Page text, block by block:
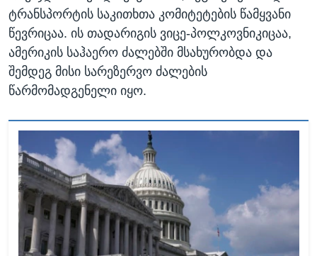
ტრანსპორტის საკითხთა კომიტეტების წამყვანი
წევრიცაა. ის თადარიგის ვიცე-პოლკოვნიკიცაა,
ამერიკის საჰაერო ძალებში მსახურობდა და
შემდეგ მისი სარეზერვო ძალების
წარმომადგენელი იყო.